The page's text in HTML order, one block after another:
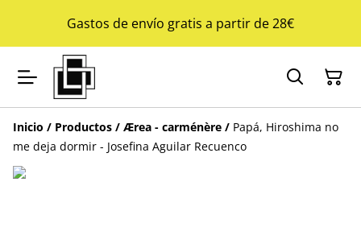
Gastos de envío gratis a partir de 28€
Inicio / Productos / Ærea - carménère / Papá, Hiroshima no
me deja dormir - Josefina Aguilar Recuenco